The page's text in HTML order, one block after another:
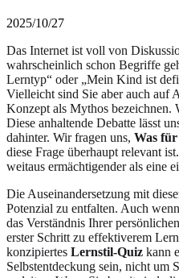
2025/10/27
Das Internet ist voll von
wahrscheinlich schon Begriffe
Lerntyp“ oder „Mein Kind ist
Vielleicht sind Sie aber auch auf
Konzept als Mythos bezeichnen.
Diese anhaltende Debatte lässt
dahinter. Wir fragen uns, Was
diese Frage überhaupt relevant
weitaus ermächtigender als eine
Die Auseinandersetzung mit
Potenzial zu entfalten. Auch
das Verständnis Ihrer
erster Schritt zu effektiverem
konzipiertes Lernstil-Quiz kann
Selbstentdeckung sein, nicht um